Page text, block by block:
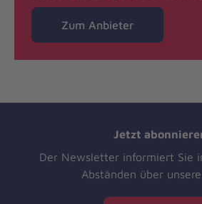
Zum Anbieter
Jetzt
Der Newsletter informiert Sie
Abständen über